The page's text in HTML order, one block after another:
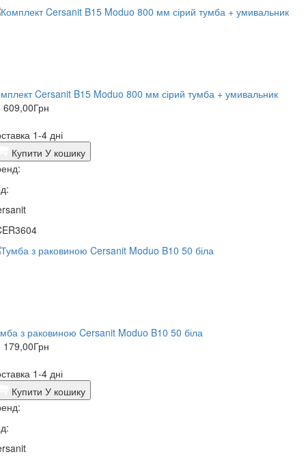
Cersanit B15 Moduo 800 мм сірий тумба + умивальник
609,00Грн
1-4 дні
Купити У кошику
з раковиною Cersanit Moduo B10 50 біла
179,00Грн
1-4 дні
Купити У кошику